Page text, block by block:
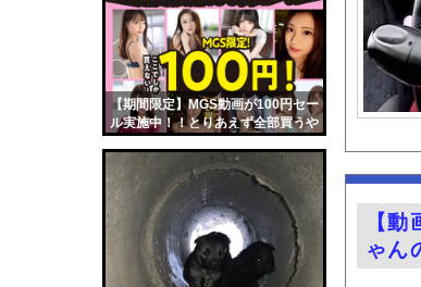
【期間限定】MGS動画が100円セー
ル実施中！！とりあえず全部買うや
日本旅行
うちのネ
家庭菜園
【画像】
【悲報】
昨日ラー
グラドル
【北海道
【
ゃん